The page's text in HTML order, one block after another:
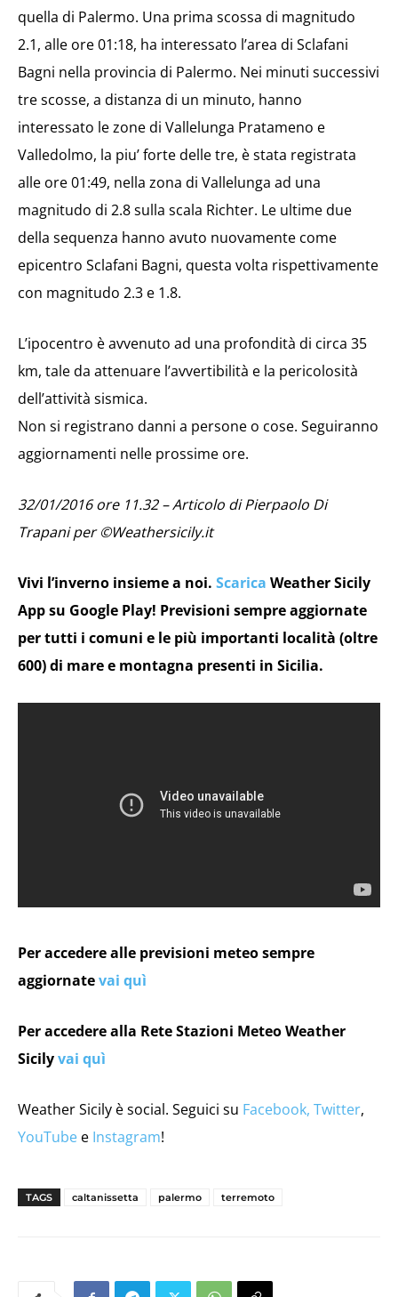
quella di Palermo. Una prima scossa di magnitudo
2.1, alle ore 01:18, ha interessato l’area di Sclafani
Bagni nella provincia di Palermo. Nei minuti successivi
tre scosse, a distanza di un minuto, hanno
interessato le zone di Vallelunga Pratameno e
Valledolmo, la piu’ forte delle tre, è stata registrata
alle ore 01:49, nella zona di Vallelunga ad una
magnitudo di 2.8 sulla scala Richter. Le ultime due
della sequenza hanno avuto nuovamente come
epicentro Sclafani Bagni, questa volta rispettivamente
con magnitudo 2.3 e 1.8.
L’ipocentro è avvenuto ad una profondità di circa 35
km, tale da attenuare l’avvertibilità e la pericolosità
dell’attività sismica.
Non si registrano danni a persone o cose. Seguiranno
aggiornamenti nelle prossime ore.
32/01/2016 ore 11.32 – Articolo di Pierpaolo Di
Trapani per ©Weathersicily.it
Vivi l’inverno insieme a noi. Scarica Weather Sicily
App su Google Play! Previsioni sempre aggiornate
per tutti i comuni e le più importanti località (oltre
600) di mare e montagna presenti in Sicilia.
Per accedere alle previsioni meteo sempre
aggiornatevai quì
Per accedere alla Rete Stazioni Meteo Weather
Sicilyvai quì
Weather Sicily è social. Seguici su Facebook, Twitter,
YouTube e Instagram!
TAGS caltanissetta palermo terremoto